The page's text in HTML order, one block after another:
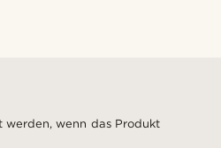
werden, wenn das Produkt